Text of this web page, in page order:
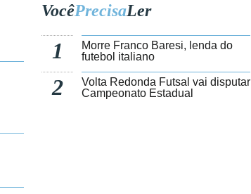
VocêPrecisaLer
1
Morre Franco Baresi, lenda do
futebol italiano
2
Volta Redonda Futsal vai disputar
Campeonato Estadual